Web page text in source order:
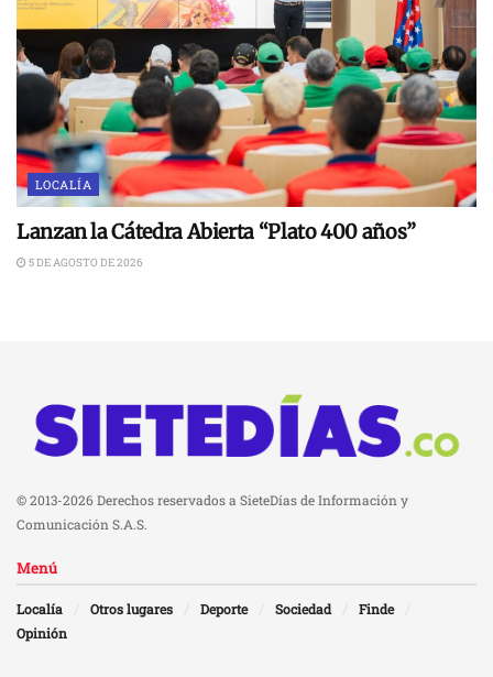
LOCALÍA
Lanzan la Cátedra Abierta “Plato 400 años”
5 DE AGOSTO DE 2026
© 2013-2026 Derechos reservados a SieteDías de Información y
Comunicación S.A.S.
Menú
Localía Otros lugares Deporte Sociedad
Finde
Opinión